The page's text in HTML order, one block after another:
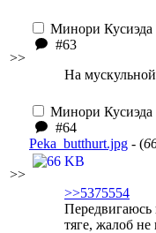
>>
Минори Кусиэда
#63
На
>>
Минори Кусиэда
#64
Peka_butthurt.jpg - (
>>5375554
Передвигаюсь
тяге, жалоб